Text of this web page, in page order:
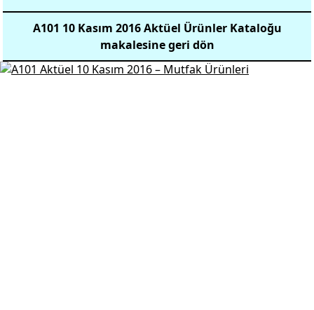
A101 10 Kasım 2016 Aktüel Ürünler Kataloğu
makalesine geri dön